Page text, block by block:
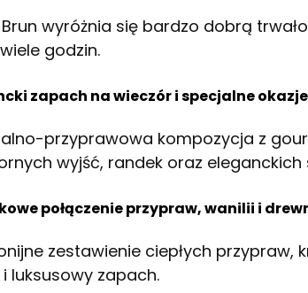
Brun wyróżnia się bardzo dobrą
godzin.
zapach na wieczór i specjalne okazje
przyprawowa kompozycja z
wyjść, randek oraz eleganckich
połączenie przypraw, wanilii i
zestawienie ciepłych
luksusowy zapach.